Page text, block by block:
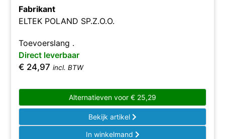
Fabrikant
ELTEK POLAND SP.Z.O.O.
Toevoerslang .
Direct leverbaar
€ 24,97 incl. BTW
Alternatieven voor € 25,29
Bekijk artikel
In winkelmand